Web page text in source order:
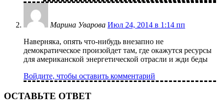
Марина Уварова Июл 24, 2014 в 1:14 пп
Наверняка, опять что-нибудь внезапно не
демократическое произойдет там, где окажутся ресурсы
для американской энергетической отрасли и жди беды
Войдите, чтобы оставить комментарий
ОСТАВЬТЕ ОТВЕТ